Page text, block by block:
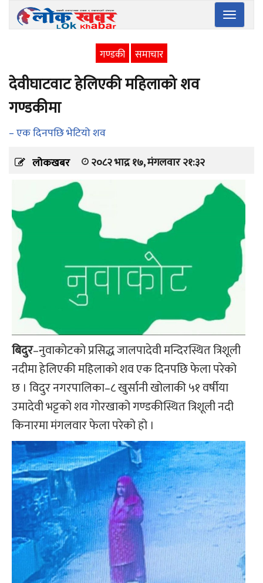
Toggle
गण्डकी समाचार
देवीघाटवाट हेलिएकी महिलाको शव
गण्डकीमा
– एक दिनपछि भेटियो शव
लोकखबर
२०८२ भाद्र १७, मंगलवार २१:३२
बिदुर–नुवाकोटको प्रसिद्ध जालपादेवी मन्दिरस्थित त्रिशूली
नदीमा हेलिएकी महिलाको शव एक दिनपछि फेला परेको
छ । विदुर नगरपालिका–८ खुर्सानी खोलाकी ५१ वर्षीया
उमादेवी भट्टको शव गोरखाको गण्डकीस्थित त्रिशूली नदी
किनारमा मंगलवार फेला परेको हो ।